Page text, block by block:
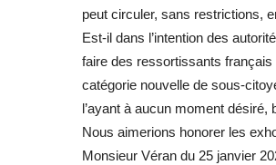
peut circuler, sans restrictions,
Est-il dans l’intention des
faire des ressortissants français
catégorie nouvelle de sous-
l’ayant à aucun moment
Nous aimerions honorer les
Monsieur Véran du 25 janvier